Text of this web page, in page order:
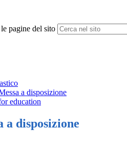
pagine del sito
a disposizione
education
a disposizione